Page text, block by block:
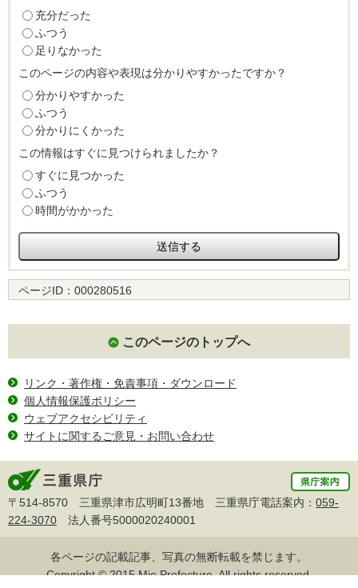
充分だった
ふつう
足りなかった
このページの内容や表現は分かりやすかったですか？
分かりやすかった
ふつう
分かりにくかった
この情報はすぐに見つけられましたか？
すぐに見つかった
ふつう
時間がかかった
ページID： 000280516
このページのトップへ
リンク・著作権・免責事項・ダウンロード
個人情報保護ポリシー
ウェブアクセシビリティ
サイトに関するご意見・お問い合わせ
〒514-8570 三重県津市広明町13番地 三重県庁電話案内： 059-
224-3070 法人番号5000020240001
各ページの記載記事、写真の無断転載を禁じます。
Copyright © 2015 Mie Prefecture, All rights reserved.